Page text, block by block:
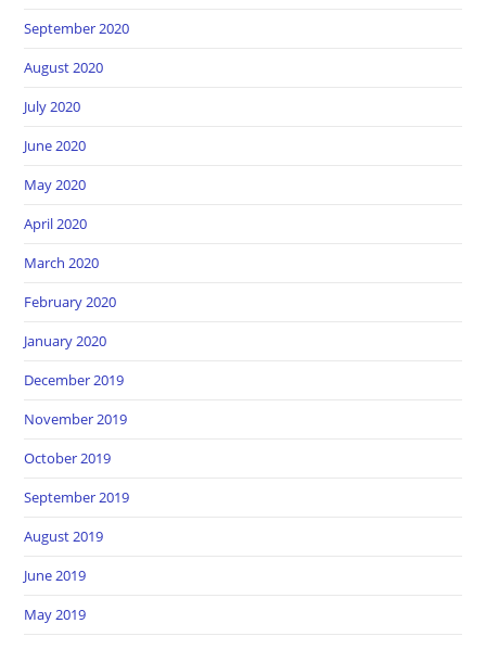
September 2020
August 2020
July 2020
June 2020
May 2020
April 2020
March 2020
February 2020
January 2020
December 2019
November 2019
October 2019
September 2019
August 2019
June 2019
May 2019